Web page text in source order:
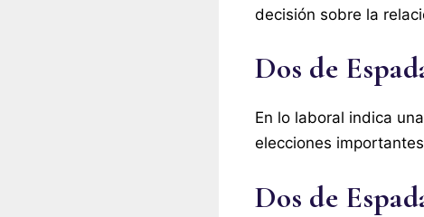
decisión sobre la
Dos de
En lo laboral indica
elecciones
Dos de